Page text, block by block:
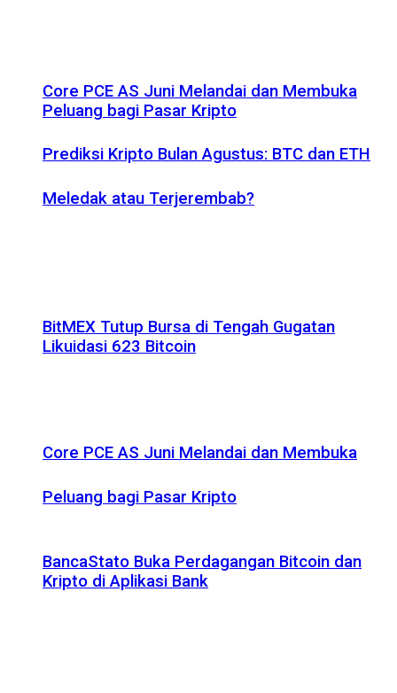
Prediksi Kripto Bulan Agustus: BTC dan ETH
Meledak atau Terjerembab?
Core PCE AS Juni Melandai dan Membuka
Peluang bagi Pasar Kripto
Core PCE AS Juni Melandai dan Membuka
Peluang bagi Pasar Kripto
BitMEX Tutup Bursa di Tengah Gugatan
Likuidasi 623 Bitcoin
BancaStato Buka Perdagangan Bitcoin dan
Kripto di Aplikasi Bank